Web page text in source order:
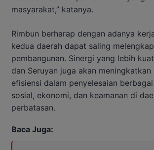
masyarakat,” katanya.
Rimbun berharap dengan adanya
kedua daerah dapat saling
pembangunan. Sinergi yang lebih
dan Seruyan juga akan
efisiensi dalam penyelesaian
sosial, ekonomi, dan keamanan di
perbatasan.
Baca Juga: